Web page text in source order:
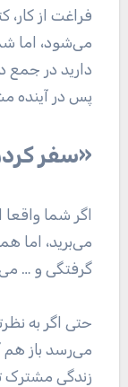
فراغت از
می‌شود، اما
دارید در جمع
پس در آینده
«سفر
اگر شما
می‌برید، اما
گرفتگی و …
حتی اگر به
می‌رسد باز هم
زندگی مشترک